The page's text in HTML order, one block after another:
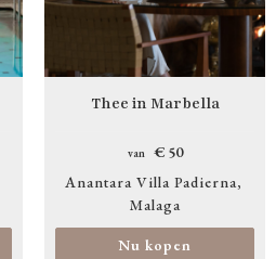
Thee in Marbella
van
€ 50
Anantara Villa Padierna
Malaga
Nu kopen